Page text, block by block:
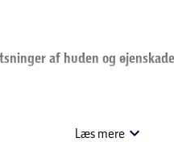
af huden og
Hvis der er brug for
Læs mere